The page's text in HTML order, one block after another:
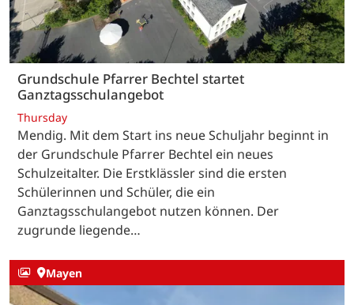
Grundschule Pfarrer Bechtel startet
Ganztagsschulangebot
Thursday
Mendig. Mit dem Start ins neue Schuljahr beginnt in
der Grundschule Pfarrer Bechtel ein neues
Schulzeitalter. Die Erstklässler sind die ersten
Schülerinnen und Schüler, die ein
Ganztagsschulangebot nutzen können. Der
zugrunde liegende…
Mayen